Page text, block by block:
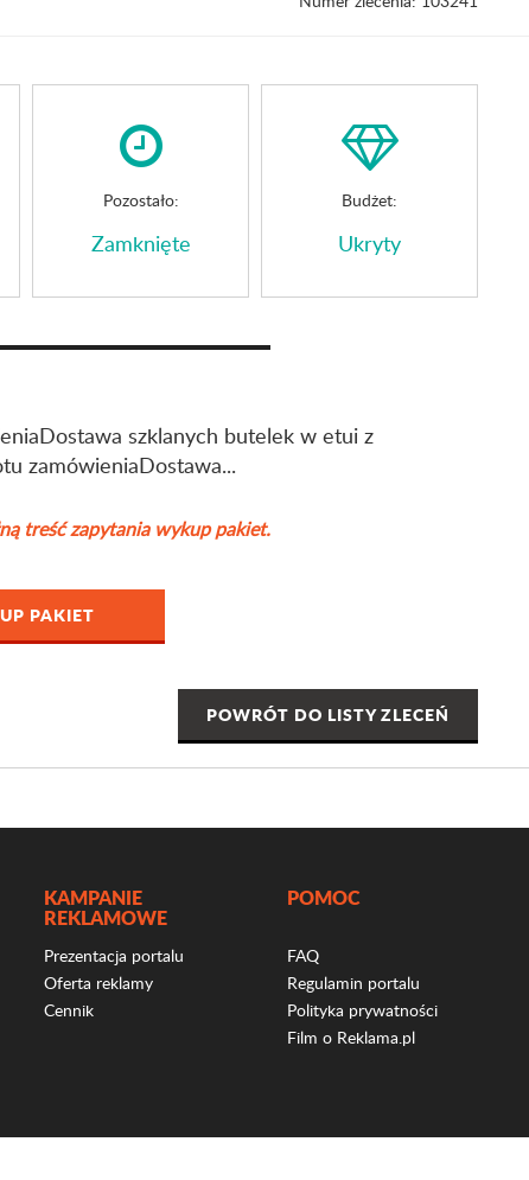
Pozostało:
Zamknięte
Budżet:
Ukryty
szklanych butelek w etui z
zamówieniaDostawa...
treść zapytania wykup pakiet.
PAKIET
POWRÓT DO LISTY ZLECEŃ
KAMPANIE
REKLAMOWE
Prezentacja portalu
Oferta reklamy
Cennik
POMOC
FAQ
Regulamin portalu
Polityka prywatności
Film o Reklama.pl